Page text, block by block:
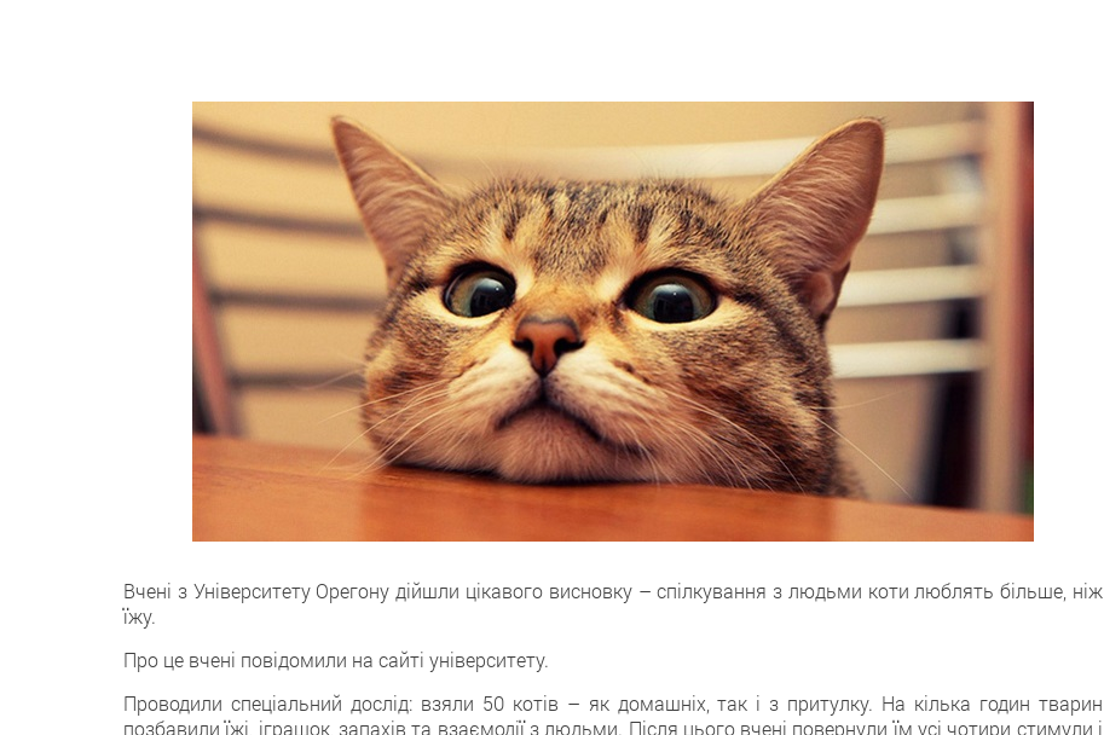
Вчені з Університету Орегону дійшли цікавого висновку – спілкування з людьми коти люблять більше, ніж
їжу.
Про це вчені повідомили на сайті університету.
Проводили спеціальний дослід: взяли 50 котів – як домашніх, так і з притулку. На кілька годин тварин
позбавили їжі, іграшок, запахів та взаємодії з людьми. Після цього вчені повернули їм усі чотири стимули і